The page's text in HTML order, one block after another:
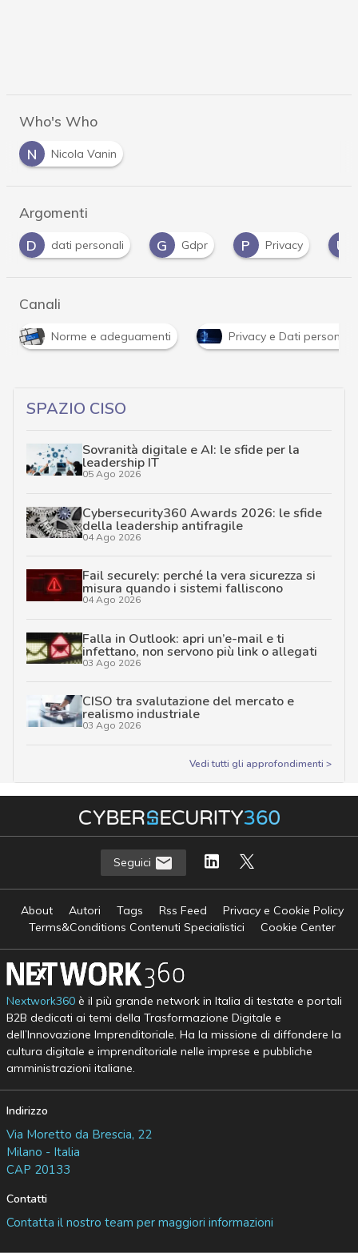
Who's Who
N
Nicola Vanin
Argomenti
dati personali G Gdpr P Privacy U
Canali
Norme e adeguamenti Privacy e Dati personali
SPAZIO CISO
Sovranità digitale e AI: le sfide per la
leadership IT
05 Ago 2026
Cybersecurity360 Awards 2026: le sfide
della leadership antifragile
04 Ago 2026
Fail securely: perché la vera sicurezza si
misura quando i sistemi falliscono
04 Ago 2026
Falla in Outlook: apri un’e-mail e ti
infettano, non servono più link o allegati
03 Ago 2026
CISO tra svalutazione del mercato e
realismo industriale
03 Ago 2026
Vedi tutti gli approfondimenti >
Seguici
About Autori Tags Rss Feed
Privacy e Cookie Policy
Terms&Conditions Contenuti Specialistici
Cookie Center
Nextwork360è il più grande network in Italia di testate e portali
B2B dedicati ai temi della Trasformazione Digitale e
dell’Innovazione Imprenditoriale. Ha la missione di diffondere la
cultura digitale e imprenditoriale nelle imprese e pubbliche
amministrazioni italiane.
Indirizzo
Via Moretto da Brescia, 22
Milano - Italia
CAP 20133
Contatti
Contatta il nostro team per maggiori informazioni